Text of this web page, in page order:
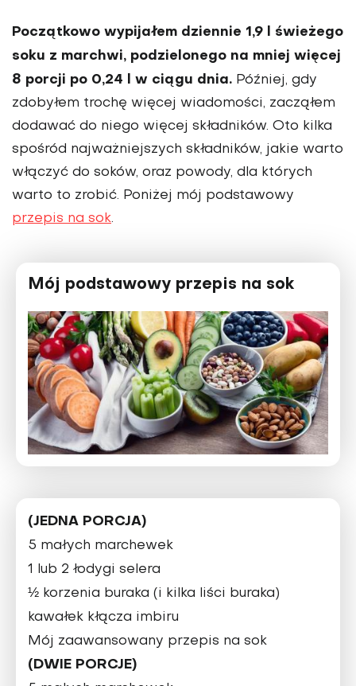
Początkowo wypijałem dziennie 1,9 l świeżego
soku z marchwi, po­dzielonego na mniej więcej
8 porcji po 0,24 l w ciągu dnia. Później, gdy
zdo­byłem trochę więcej wiadomości, zaczą­łem
dodawać do niego więcej składników. Oto kilka
spośród najważniej­szych składników, jakie warto
włą­czyć do soków, oraz powody, dla których
warto to zrobić. Poniżej mój podstawowy
przepis na sok.
Mój podstawowy przepis na sok
(JEDNA PORCJA)
5 małych marchewek
1 lub 2 łodygi selera
½ korzenia buraka (i kilka liści buraka)
kawałek kłącza imbiru
Mój zaawansowany przepis na sok
(DWIE PORCJE)